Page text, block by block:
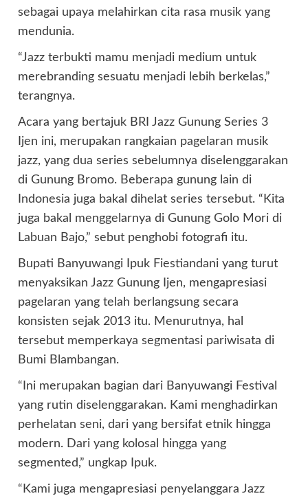
sebagai upaya melahirkan cita rasa musik yang
mendunia.
“Jazz terbukti mamu menjadi medium untuk
merebranding sesuatu menjadi lebih berkelas,”
terangnya.
Acara yang bertajuk BRI Jazz Gunung Series 3
Ijen ini, merupakan rangkaian pagelaran musik
jazz, yang dua series sebelumnya diselenggarakan
di Gunung Bromo. Beberapa gunung lain di
Indonesia juga bakal dihelat series tersebut. “Kita
juga bakal menggelarnya di Gunung Golo Mori di
Labuan Bajo,” sebut penghobi fotografi itu.
Bupati Banyuwangi Ipuk Fiestiandani yang turut
menyaksikan Jazz Gunung Ijen, mengapresiasi
pagelaran yang telah berlangsung secara
konsisten sejak 2013 itu. Menurutnya, hal
tersebut memperkaya segmentasi pariwisata di
Bumi Blambangan.
“Ini merupakan bagian dari Banyuwangi Festival
yang rutin diselenggarakan. Kami menghadirkan
perhelatan seni, dari yang bersifat etnik hingga
modern. Dari yang kolosal hingga yang
segmented,” ungkap Ipuk.
“Kami juga mengapresiasi penyelanggara Jazz